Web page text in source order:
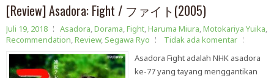
[Review] Asadora: Fight / ファイト(2005)
Juli 19, 2018 Asadora,Dorama,Fight,Haruma Miura,Motokariya Yuika,
Recommendation,Review, Segawa Ryo
Tidak ada komentar
Asadora Fight adalah NHK asadora
ke-77 yang tayang menggantikan